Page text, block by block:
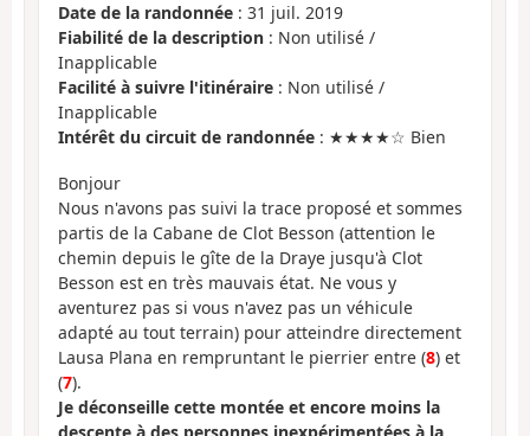
Date de la randonnée : 31 juil. 2019
Fiabilité de la description : Non utilisé /
Inapplicable
Facilité à suivre l'itinéraire : Non utilisé /
Inapplicable
Intérêt du circuit de randonnée : ★★★★☆ Bien
Bonjour
Nous n'avons pas suivi la trace proposé et sommes
partis de la Cabane de Clot Besson (attention le
chemin depuis le gîte de la Draye jusqu'à Clot
Besson est en très mauvais état. Ne vous y
aventurez pas si vous n'avez pas un véhicule
adapté au tout terrain) pour atteindre directement
Lausa Plana en rempruntant le pierrier entre (8) et
(7).
Je déconseille cette montée et encore moins la